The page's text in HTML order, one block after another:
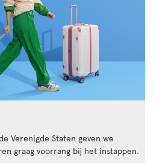
Verenigde Staten geven we
graag voorrang bij het instappen.